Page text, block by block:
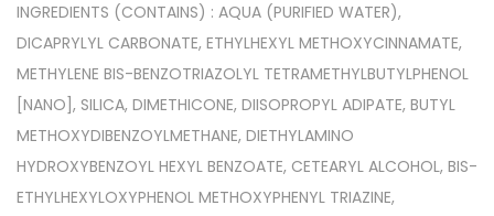
INGREDIENTS (CONTAINS) : AQUA (PURIFIED WATER),
DICAPRYLYL CARBONATE, ETHYLHEXYL METHOXYCINNAMATE,
METHYLENE BIS-BENZOTRIAZOLYL TETRAMETHYLBUTYLPHENOL
[NANO], SILICA, DIMETHICONE, DIISOPROPYL ADIPATE, BUTYL
METHOXYDIBENZOYLMETHANE, DIETHYLAMINO
HYDROXYBENZOYL HEXYL BENZOATE, CETEARYL ALCOHOL, BIS-
ETHYLHEXYLOXYPHENOL METHOXYPHENYL TRIAZINE,